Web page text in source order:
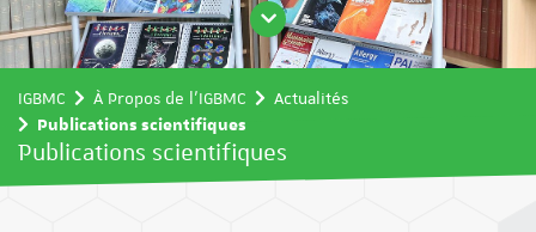
IGBMC À Propos de l'IGBMC
Actualités
Publications scientifiques
Publications scientifiques